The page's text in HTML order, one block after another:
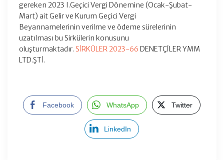
gereken 2023 I.Geçici Vergi Dönemine (Ocak-Şubat-
Mart) ait Gelir ve Kurum Geçici Vergi
Beyannamelerinin verilme ve ödeme sürelerinin
uzatılması bu Sirkülerin konusunu
oluşturmaktadır. SİRKÜLER 2023-66 DENETÇİLER YMM
LTD.ŞTİ.
Facebook WhatsApp Twitter
LinkedIn